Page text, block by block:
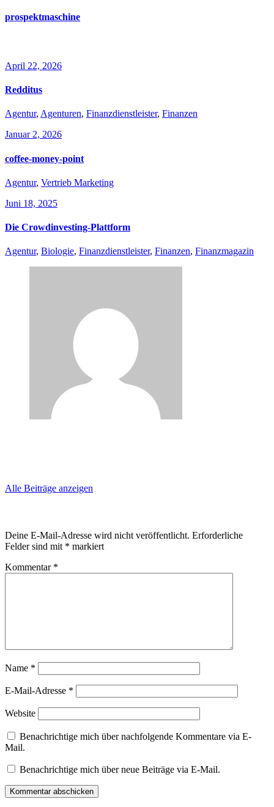
prospektmaschine
April 22, 2026
Redditus
Agentur, Agenturen, Finanzdienstleister, Finanzen
Januar 2, 2026
coffee-money-point
Agentur, Vertrieb Marketing
Juni 18, 2025
Die Crowdinvesting-Plattform
Agentur, Biologie, Finanzdienstleister, Finanzen, Finanzmagazin
Alle Beiträge anzeigen
Deine E-Mail-Adresse wird nicht veröffentlicht. Erforderliche
Felder sind mit * markiert
Kommentar *
Name *
E-Mail-Adresse *
Website
Benachrichtige mich über nachfolgende Kommentare via E-
Mail.
Benachrichtige mich über neue Beiträge via E-Mail.